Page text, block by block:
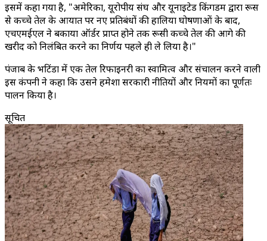
इसमें कहा गया है, "अमेरिका, यूरोपीय संघ और यूनाइटेड किंगडम द्वारा रूस
से कच्चे तेल के आयात पर नए प्रतिबंधों की हालिया घोषणाओं के बाद,
एचएमईएल ने बकाया ऑर्डर प्राप्त होने तक रूसी कच्चे तेल की आगे की
खरीद को निलंबित करने का निर्णय पहले ही ले लिया है।"
पंजाब के भटिंडा में एक तेल रिफाइनरी का स्वामित्व और संचालन करने वाली
इस कंपनी ने कहा कि उसने हमेशा सरकारी नीतियों और नियमों का पूर्णतः
पालन किया है।
सूचित